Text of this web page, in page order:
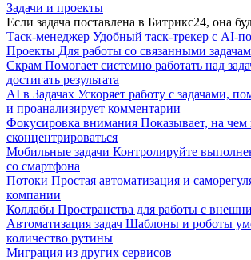
Задачи и проекты
Если задача поставлена в Битрикс24, она
Таск-менеджер Удобный таск-трекер с AI-
Проекты Для работы со связанными
Скрам Помогает системно работать над
достигать результата
AI в Задачах Ускоряет работу с задачами,
и проанализирует комментарии
Фокусировка внимания Показывает, на
сконцентрироваться
Мобильные задачи Контролируйте
со смартфона
Потоки Простая автоматизация и
компании
Коллабы Пространства для работы с
Автоматизация задач Шаблоны и роботы
количество рутины
Миграция из других сервисов